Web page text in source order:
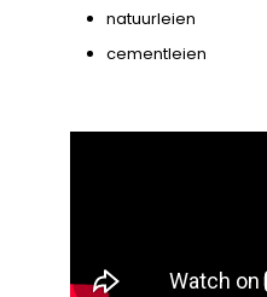
natuurleien
cementleien